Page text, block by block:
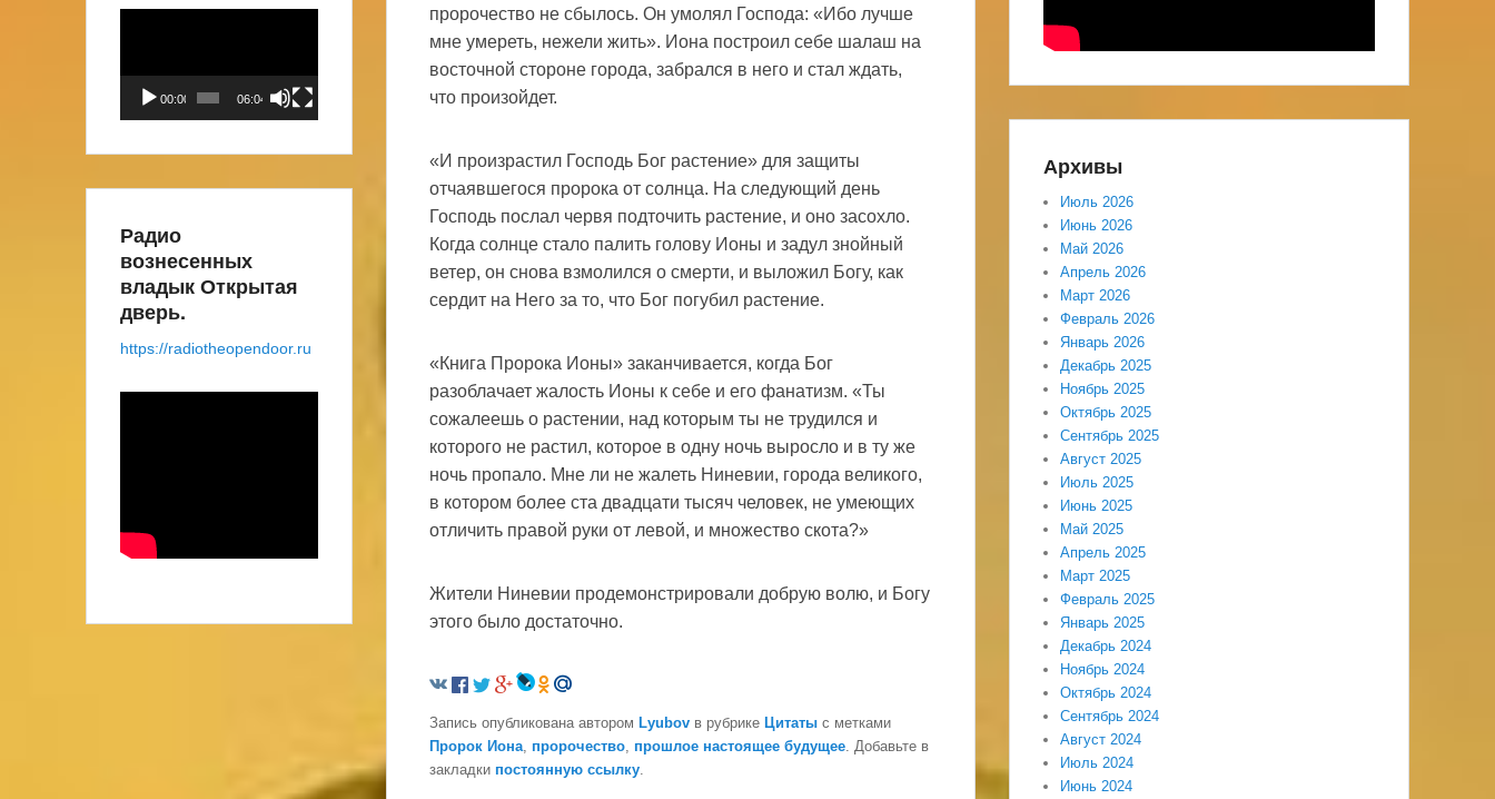
пророчество не сбылось. Он умолял Господа: «Ибо лучше
мне умереть, нежели жить». Иона построил себе шалаш на
восточной стороне города, забрался в него и стал ждать,
что произойдет.
«И произрастил Господь Бог растение» для защиты
отчаявшегося пророка от солнца. На следующий день
Господь послал червя подточить растение, и оно засохло.
Когда солнце стало палить голову Ионы и задул знойный
ветер, он снова взмолился о смерти, и выложил Богу, как
сердит на Него за то, что Бог погубил растение.
«Книга Пророка Ионы» заканчивается, когда Бог
разоблачает жалость Ионы к себе и его фанатизм. «Ты
сожалеешь о растении, над которым ты не трудился и
которого не растил, которое в одну ночь выросло и в ту же
ночь пропало. Мне ли не жалеть Ниневии, города великого,
в котором более ста двадцати тысяч человек, не умеющих
отличить правой руки от левой, и множество скота?»
Жители Ниневии продемонстрировали добрую волю, и Богу
этого было достаточно.
Запись опубликована автором Lyubov в рубрике Цитаты с метками
Пророк Иона пророчество прошлое настоящее будущее . Добавьте в
закладки постоянную ссылку
Архивы
Июль 2026
Июнь 2026
Май 2026
Апрель 2026
Март 2026
Февраль 2026
Январь 2026
Декабрь 2025
Ноябрь 2025
Октябрь 2025
Сентябрь 2025
Август 2025
Июль 2025
Июнь 2025
Май 2025
Апрель 2025
Март 2025
Февраль 2025
Январь 2025
Декабрь 2024
Ноябрь 2024
Октябрь 2024
Сентябрь 2024
Август 2024
Июль 2024
Июнь 2024
00:00 06:04
Радио
вознесенных
владык Открытая
дверь.
https://radiotheopendoor.ru